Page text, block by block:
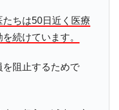
たちは50日近く医療
続けています。
阻止するためで